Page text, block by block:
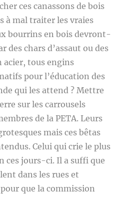
ces canassons de bois
à mal traiter les vraies
bourrins en bois devront-
des chars d’assaut ou des
acier, tous engins
pour l’éducation des
qui les attend ? Mettre
sur les carrousels
de la PETA. Leurs
mais ces bêtas
Celui qui crie le plus
ces jours-ci. Il a suffi que
dans les rues et
que la commission